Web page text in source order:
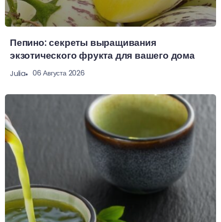
Пепино: секреты выращивания
экзотического фрукта для вашего дома
Julia 06 Августа 2026